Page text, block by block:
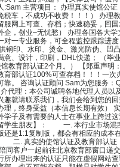
主营项目： 办理真实使馆公证
税车，不成功不收费！！！） 办理
服网上可查、存档；快速稳妥，回
企，创业–无忧愁） 办理各国各大学
对一专业服务，可全程监控跟踪进
钢印、水印、烫金、激光防伪、凹
意、设计，印刷，DHL快递； （毕
教育部认证2个月。） 【郑重声明
育部认证100%可查存档！！！一次
靠。 咨询认证顾问 Sam为您服务：
理：本公司诚聘各地代理人员以
趣就请联系我们，我们会给到您的
理，终身受益（本信息长期有效） 实
学子及有需要的人士在事业上跨过这
留学生朋友】： 一. 本行业市场混
还是1:1复制版，都会有相应的成本
二. 真实的使馆认证及教育部认证
同客户一起前往北京教育部窗口递
所办理出来的认证只能在虚假网站查